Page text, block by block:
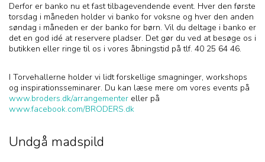
Derfor er banko nu et fast tilbagevendende event. Hver den første
torsdag i måneden holder vi banko for voksne og hver den anden
søndag i måneden er der banko for børn. Vil du deltage i banko er
det en god idé at reservere pladser. Det gør du ved at besøge os i
butikken eller ringe til os i vores åbningstid på tlf. 40 25 64 46.
I Torvehallerne holder vi lidt forskellige smagninger, workshops
og inspirationsseminarer. Du kan læse mere om vores events på
www.broders.dk/arrangementer eller på
www.facebook.com/BRODERS.dk
Undgå madspild